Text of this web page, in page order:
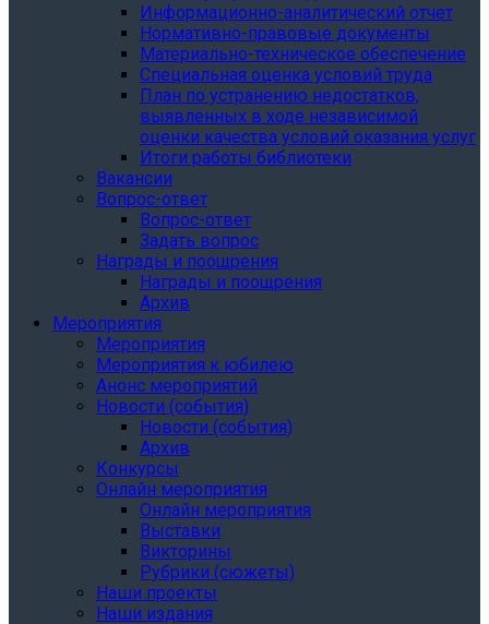
Информационно-аналитический отчет
Нормативно-правовые документы
Материально-техническое обеспечение
Специальная оценка условий труда
План по устранению недостатков,
выявленных в ходе независимой
оценки качества условий оказания услуг
Итоги работы библиотеки
Вакансии
Вопрос-ответ
Вопрос-ответ
Задать вопрос
Награды и поощрения
Награды и поощрения
Архив
Мероприятия
Мероприятия
Мероприятия к юбилею
Анонс мероприятий
Новости (события)
Новости (события)
Архив
Конкурсы
Онлайн мероприятия
Онлайн мероприятия
Выставки
Викторины
Рубрики (сюжеты)
Наши проекты
Наши издания